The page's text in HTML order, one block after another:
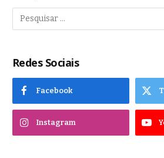
Redes Sociais
Facebook
Instagram